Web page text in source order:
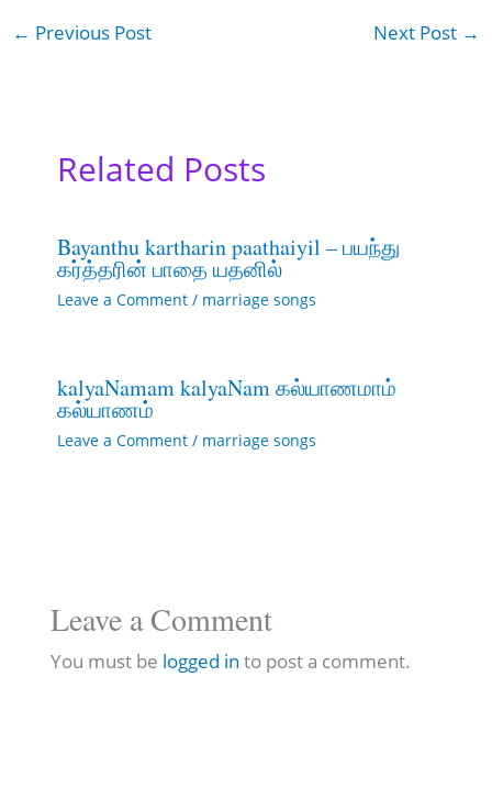
← Previous Post Next Post →
Related Posts
Bayanthu kartharin paathaiyil – பயந்து
கர்த்தரின் பாதை யதனில்
Leave a Comment / marriage songs
kalyaNamam kalyaNam கல்யாணமாம்
கல்யாணம்
Leave a Comment / marriage songs
Leave a Comment
You must be logged in to post a comment.